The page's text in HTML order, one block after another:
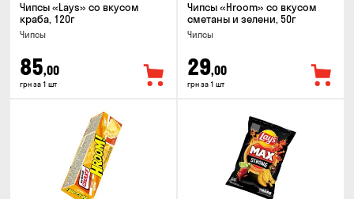
Чипсы «Lays» со вкусом
краба, 120г
Чипсы
85,00
грн за 1 шт
Чипсы «Hroom» со вкусом
сметаны и зелени, 50г
Чипсы
29,00
грн за 1 шт